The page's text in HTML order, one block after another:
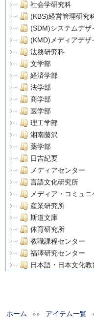
社会学研究科
(KBS)経営管理研究
(SDM)システムデザ
(KMD)メディアデザ
法務研究科
文学部
経済学部
法学部
商学部
医学部
理工学部
湘南藤沢
薬学部
日吉紀要
メディアセンター
言語文化研究所
メディア・コミュ
産業研究所
斯道文庫
体育研究所
教職課程センター
福澤研究センター
日本語・日本文化教
グローバルリサーチ
ホーム »» アイテム一覧